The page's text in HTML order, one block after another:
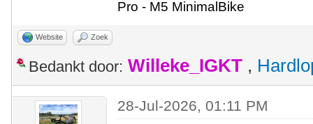
Pro - M5 MinimalBike
Website Zoek
Bedankt door: Willeke_IGKT ,
28-Jul-2026, 01:11 PM